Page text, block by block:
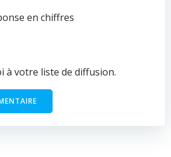
en chiffres
à votre liste de diffusion.